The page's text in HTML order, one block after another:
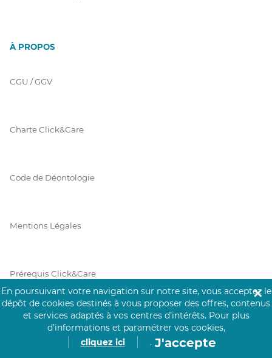
À PROPOS
CGU / GGV
Charte Click&Care
Code de Déontologie
Mentions Légales
Prérequis Click&Care
Protection des Données
En poursuivant votre navigation sur notre site, vous acceptez le
dépôt de cookies destinés à vous proposer des offres, contenus
et services adaptés à vos centres d’intérêts. Pour plus
d’informations et paramétrer vos cookies,
cliquez ici
. J'accepte
✕